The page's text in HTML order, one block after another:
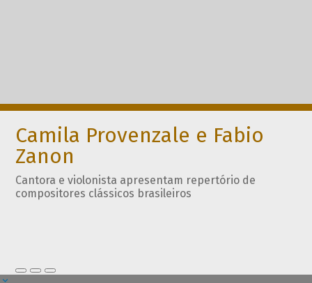
Camila Provenzale e Fabio
Zanon
Cantora e violonista apresentam repertório de
compositores clássicos brasileiros